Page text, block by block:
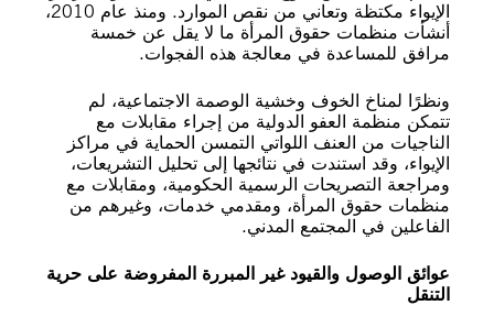
الإيواء مكتظة وتعاني من نقص الموارد. ومنذ عام 2010،
أنشأت منظمات حقوق المرأة ما لا يقل عن خمسة
مرافق للمساعدة في معالجة هذه الفجوات.
ونظرًا لمناخ الخوف وخشية الوصمة الاجتماعية، لم
تتمكن منظمة العفو الدولية من إجراء مقابلات مع
الناجيات من العنف اللواتي التمسن الحماية في مراكز
الإيواء، وقد استندت في نتائجها إلى تحليل التشريعات،
ومراجعة التصريحات الرسمية الحكومية، ومقابلات مع
منظمات حقوق المرأة، ومقدمي خدمات، وغيرهم من
الفاعلين في المجتمع المدني.
عوائق الوصول والقيود غير المبررة المفروضة على حرية
التنقل